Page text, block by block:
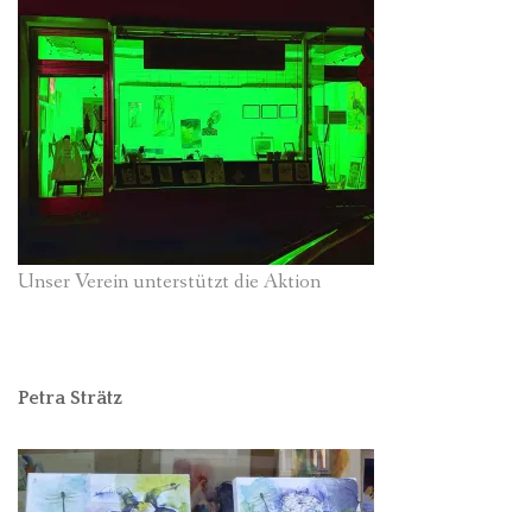
Unser Verein unterstützt die Aktion
Petra Strätz